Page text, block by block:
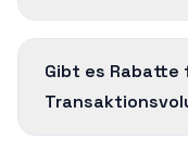
Gibt es Rabatte